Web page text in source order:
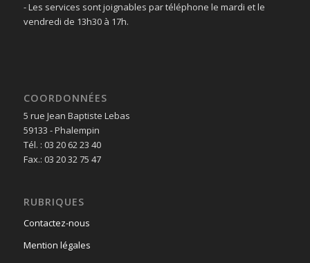
- Les services sont joignables par téléphone le mardi et le
vendredi de 13h30 à 17h.
COORDONNÉES
5 rue Jean Baptiste Lebas
59133 - Phalempin
Tél. : 03 20 62 23 40
Fax.: 03 20 32 75 47
RUBRIQUES
Contactez-nous
Mention légales